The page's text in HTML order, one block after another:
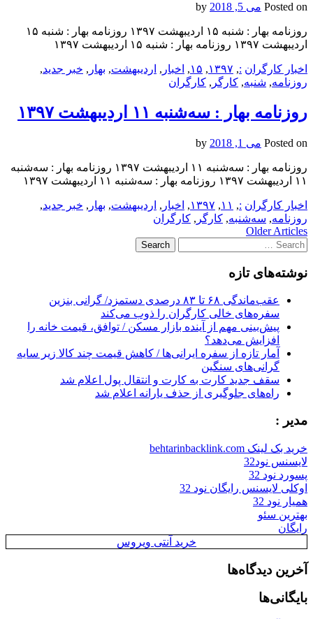
Posted on می 5, 2018
روزنامه بهار : شنبه ۱۵ ارديبهشت ۱۳۹۷ روزنامه بهار : شنبه ۱۵
ارديبهشت ۱۳۹۷ روزنامه بهار : شنبه ۱۵ ارديبهشت ۱۳۹۷
اخبار کارگران :
, ۱۳۹۷, ۱۵, اخبار , ارديبهشت, بهار , خبر جدید,
روزنامه, شنبه, کارگر , کارگران
روزنامه بهار : سه‌شنبه ۱۱ ارديبهشت ۱۳۹۷
Posted on می 1, 2018
روزنامه بهار : سه‌شنبه ۱۱ ارديبهشت ۱۳۹۷ روزنامه بهار : سه‌شنبه
۱۱ ارديبهشت ۱۳۹۷ روزنامه بهار : سه‌شنبه ۱۱ ارديبهشت ۱۳۹۷
اخبار کارگران :
, ۱۱, ۱۳۹۷, اخبار , ارديبهشت, بهار , خبر جدید,
روزنامه, سه‌شنبه, کارگر , کارگران
Post
navigation
Older Articles
Search
for:
نوشته‌های تازه
عقب‌ماندگی ۶۸ تا ۸۳ درصدی دستمزد/ گرانی بنزین
سفره‌های خالی کارگران را ذوب می‌کند
پیش‌بینی مهم از آینده بازار مسکن / توافق، قیمت خانه را
افزایش می‌دهد؟
آمار تازه از سفره ایرانی‌ها / کاهش قیمت چند کالا زیر سایه
گرانی‌های سنگین
سقف جدید کارت به کارت و انتقال پول اعلام شد
راه‌های جلوگیری از حذف یارانه اعلام شد
مدیر :
خرید بک لینک behtarinbacklink.com
لایسنس نود32
پسورد نود 32
اوکلی لایسنس رایگان نود 32
همیار نود 32
بهترین سئو
رایگان
خرید آنتی ویروس
آخرین دیدگاه‌ها
بایگانی‌ها